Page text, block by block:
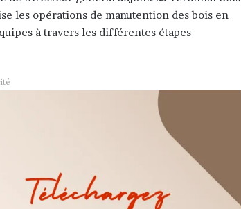
les opérations de manutention des bois en
à travers les différentes étapes